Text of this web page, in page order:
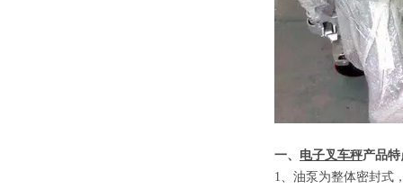
一、 电子叉车秤产品特
1、 油泵为整体密封式